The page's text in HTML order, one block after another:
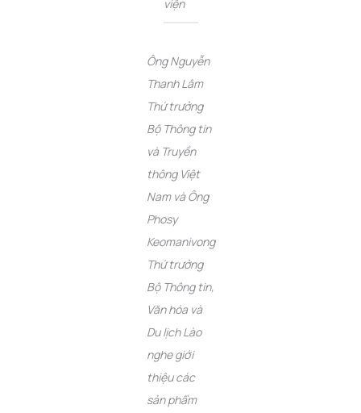
viện
Ông Nguyễn
Thanh Lâm
Thứ trưởng
Bộ Thông tin
và Truyền
thông Việt
Nam và Ông
Phosy
Keomanivong
Thứ trưởng
Bộ Thông tin,
Văn hóa và
Du lịch Lào
nghe giới
thiệu các
sản phẩm